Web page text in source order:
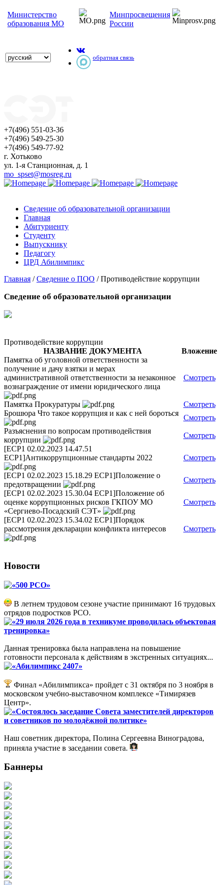
Министерство
образования МО
Минпросвещения
России
обратная связь
+7(496) 551-03-36
+7(496) 549-25-30
+7(496) 549-77-92
г. Хотьково
ул. 1-я Станционная, д. 1
mo_spset@mosreg.ru
Сведение об образовательной организации
Главная
Абитуриенту
Студенту
Выпускнику
Педагогу
ЦРД Абилимпикс
Главная /Сведение о ПОО /Противодействие коррупции
Сведение об образовательной организации
Противодействие коррупции
НАЗВАНИЕ ДОКУМЕНТА
Вложение
Памятка об уголовной ответственности за
получение и дачу взятки и мерах
административной ответственности за незаконное
вознаграждение от имени юридического лица
Смотреть
Памятка Прокуратуры
Смотреть
Брошюра Что такое коррупция и как с ней бороться
Смотреть
Разъяснения по вопросам противодействия
коррупции
Смотреть
[ECP1 02.02.2023 14.47.51
ECP1]Антикоррупционные стандарты 2022
Смотреть
[ECP1 02.02.2023 15.18.29 ECP1]Положение о
предотвращении
Смотреть
[ECP1 02.02.2023 15.30.04 ECP1]Положение об
оценке коррупционных рисков ГКПОУ МО
«Сергиево-Посадский СЭТ»
Смотреть
[ECP1 02.02.2023 15.34.02 ECP1]Порядок
рассмотрения декларации конфликта интересов
Смотреть
Новости
«500 РСО»
В летнем трудовом сезоне участие принимают 16 трудовых
отрядов подростков РСО.
«29 июля 2026 года в техникуме проводилась объектовая
тренировка»
Данная тренировка была направлена на повышение
готовности персонала к действиям в экстренных ситуациях...
«Абилимпикс 2407»
Финал «Абилимпикса» пройдет с 31 октября по 3 ноября в
московском учебно-выставочном комплексе «Тимирязев
Центр».
«Состоялось заседание Совета заместителей директоров
и советников по молодёжной политике»
Наш советник директора, Полина Сергеевна Виноградова,
приняла участие в заседании совета.
Баннеры